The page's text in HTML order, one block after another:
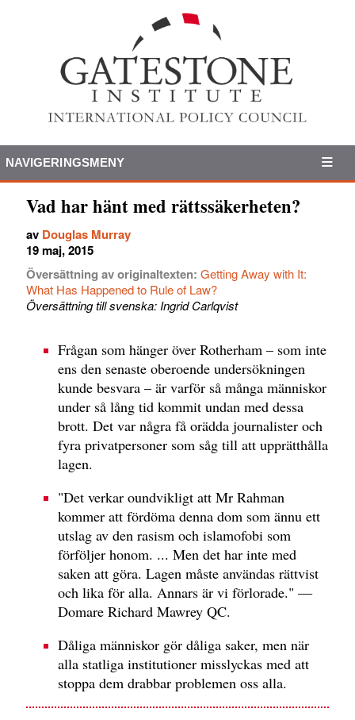
NAVIGERINGSMENY
Vad har hänt med rättssäkerheten?
av Douglas Murray
19 maj, 2015
Översättning av originaltexten: Getting Away with It:
What Has Happened to Rule of Law?
Översättning till svenska: Ingrid Carlqvist
Frågan som hänger över Rotherham – som inte
ens den senaste oberoende undersökningen
kunde besvara – är varför så många människor
under så lång tid kommit undan med dessa
brott. Det var några få orädda journalister och
fyra privatpersoner som såg till att upprätthålla
lagen.
"Det verkar oundvikligt att Mr Rahman
kommer att fördöma denna dom som ännu ett
utslag av den rasism och islamofobi som
förföljer honom. ... Men det har inte med
saken att göra. Lagen måste användas rättvist
och lika för alla. Annars är vi förlorade." —
Domare Richard Mawrey QC.
Dåliga människor gör dåliga saker, men när
alla statliga institutioner misslyckas med att
stoppa dem drabbar problemen oss alla.